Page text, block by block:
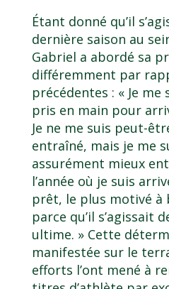
Étant donné qu’il
dernière saison au
Gabriel a abordé sa
différemment par
précédentes : « Je
pris en main pour
Je ne me suis peut-
entraîné, mais je me
assurément mieux
l’année où je suis
prêt, le plus motivé à
parce qu’il s’agissait
ultime. » Cette
manifestée sur le
efforts l’ont mené à